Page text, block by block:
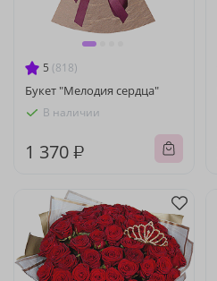
5 (818)
Букет "Мелодия сердца"
В наличии
1 370 ₽